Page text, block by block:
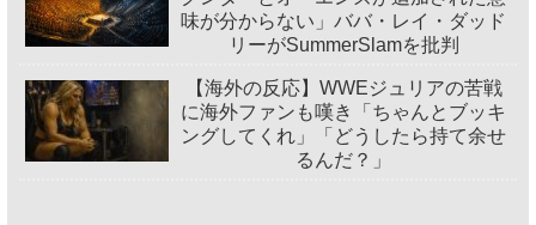
味が分からない」ババ・レイ・ダッド
リーがSummerSlamを批判
【海外の反応】WWEジュリアの苦戦
に海外ファンも嘆き「ちゃんとブッキ
ングしてくれ」「どうしたら持て余せ
るんだ？」